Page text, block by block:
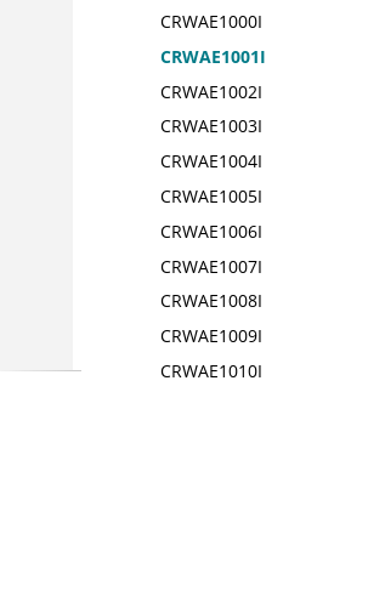
CRWAE1000I
CRWAE1001I
CRWAE1002I
CRWAE1003I
CRWAE1004I
CRWAE1005I
CRWAE1006I
CRWAE1007I
CRWAE1008I
CRWAE1009I
CRWAE1010I